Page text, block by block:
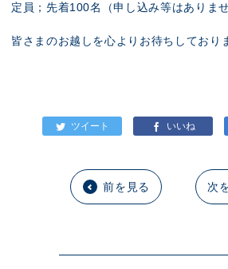
定員；先着100名（申し込み等はありませ
皆さまのお越しを心よりお待ちしており
前を見る 次